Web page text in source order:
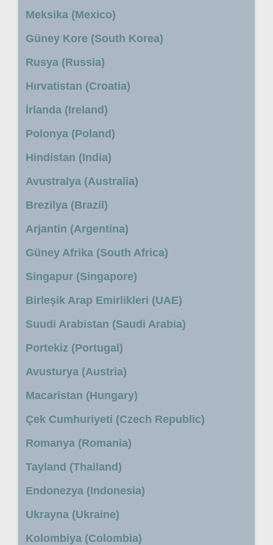
Meksika (Mexico)
Güney Kore (South Korea)
Rusya (Russia)
Hırvatistan (Croatia)
İrlanda (Ireland)
Polonya (Poland)
Hindistan (India)
Avustralya (Australia)
Brezilya (Brazil)
Arjantin (Argentina)
Güney Afrika (South Africa)
Singapur (Singapore)
Birleşik Arap Emirlikleri (UAE)
Suudi Arabistan (Saudi Arabia)
Portekiz (Portugal)
Avusturya (Austria)
Macaristan (Hungary)
Çek Cumhuriyeti (Czech Republic)
Romanya (Romania)
Tayland (Thailand)
Endonezya (Indonesia)
Ukrayna (Ukraine)
Kolombiya (Colombia)